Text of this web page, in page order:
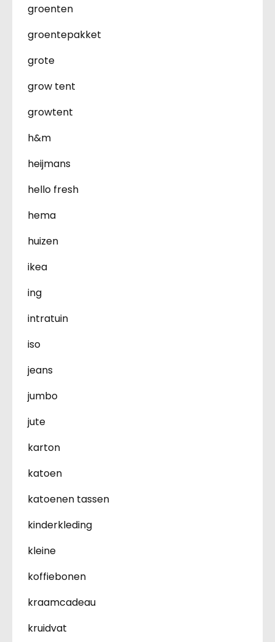
groenten
groentepakket
grote
grow tent
growtent
h&m
heijmans
hello fresh
hema
huizen
ikea
ing
intratuin
iso
jeans
jumbo
jute
karton
katoen
katoenen tassen
kinderkleding
kleine
koffiebonen
kraamcadeau
kruidvat